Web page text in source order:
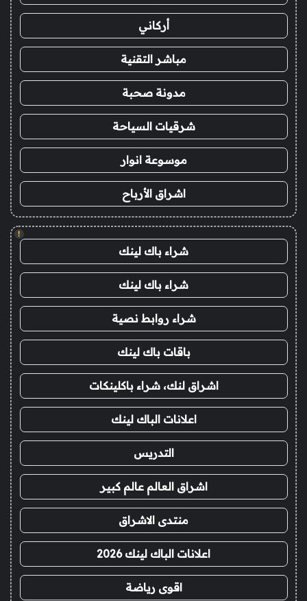
أركاني
مباشر التقنية
مدونة صحبة
شرقيات السياحة
موسوعة انوار
اشراق الأرباح
!
شراء باك لينك
شراء باك لينك
شراء روابط نصية
باقات باك لينك
اشراق لنك، شراء باكلينكات
اعلانات الباك لينك
التدريس
اشراق العالم عالم كبير
منتدى الاشراق
اعلانات الباك لينك 2026
اقوى رياضة